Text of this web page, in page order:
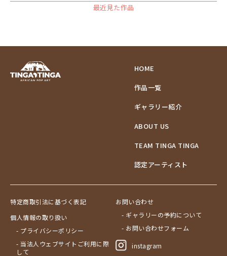
最近見た作品
HOME
作品一覧
ギャラリー紹介
ABOUT US
TEAM TINGA TINGA
認定アーティスト
特定商取引法に基づく表記
個人情報の取り扱い
- プライバシーポリシー
- 当法人ウェブサイトご利用に際
して
お問い合わせ
- ギャラリーの予約について
- お問い合わせフォーム
instagram